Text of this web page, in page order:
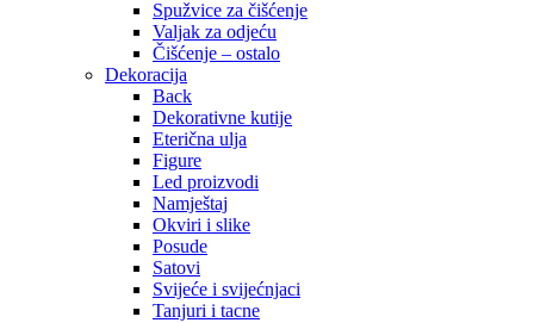
Spužvice za čišćenje
Valjak za odjeću
Čišćenje – ostalo
Dekoracija
Back
Dekorativne kutije
Eterična ulja
Figure
Led proizvodi
Namještaj
Okviri i slike
Posude
Satovi
Svijeće i svijećnjaci
Tanjuri i tacne